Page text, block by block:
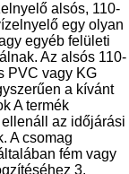
alsós, 110-
egy olyan
egyéb felületi
Az alsós 110-
PVC vagy KG
a kívánt
A termék
az időjárási
A csomag
fém vagy
3.